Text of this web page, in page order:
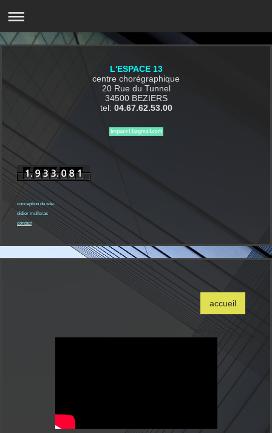
L'ESPACE 13
centre chorégraphique
20 Rue du Tunnel
34500 BEZIERS
tel: 04.67.62.53.00
conception du site:
didier mulleras
contact
accueil